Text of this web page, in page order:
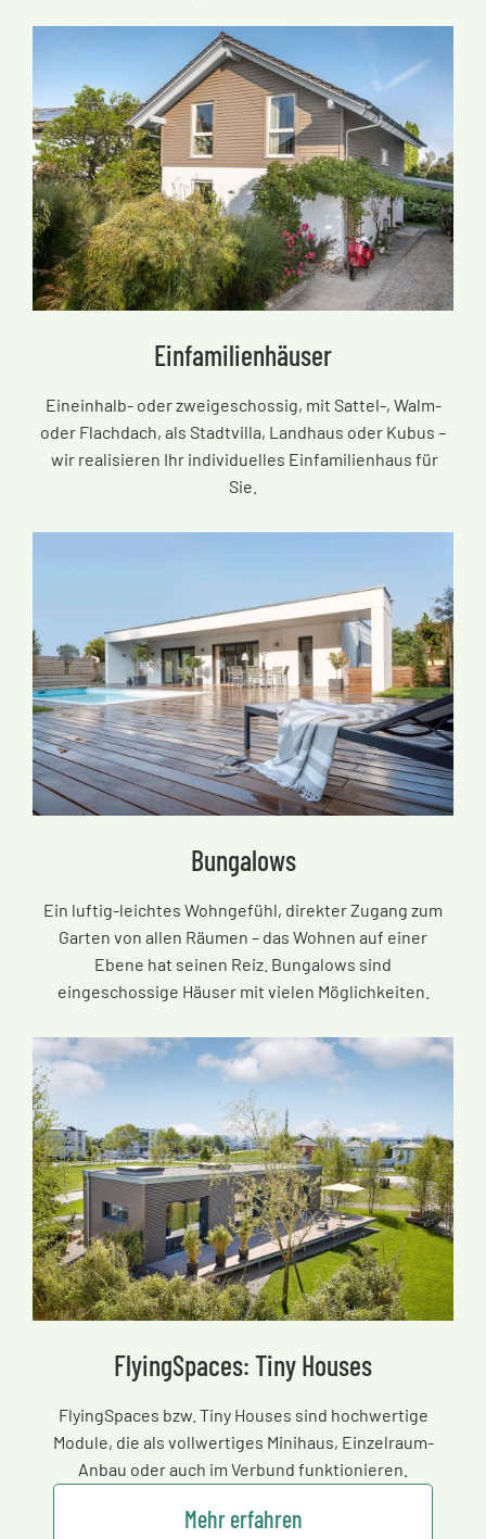
Einfamilienhäuser
Eineinhalb- oder zweigeschossig, mit Sattel-, Walm-
oder Flachdach, als Stadtvilla, Landhaus oder Kubus –
wir realisieren Ihr individuelles Einfamilienhaus für
Sie.
Bungalows
Ein luftig-leichtes Wohngefühl, direkter Zugang zum
Garten von allen Räumen – das Wohnen auf einer
Ebene hat seinen Reiz. Bungalows sind
eingeschossige Häuser mit vielen Möglichkeiten.
FlyingSpaces: Tiny Houses
FlyingSpaces bzw. Tiny Houses sind hochwertige
Module, die als vollwertiges Minihaus, Einzelraum-
Anbau oder auch im Verbund funktionieren.
Mehr erfahren